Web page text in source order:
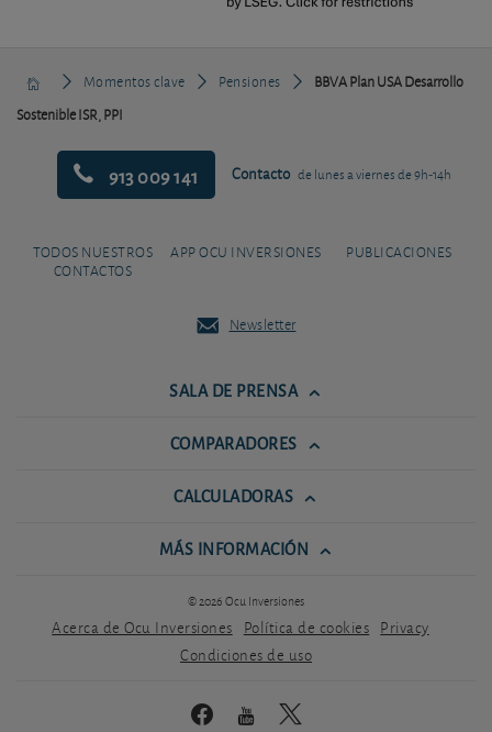
Momentos clave Pensiones
BBVA Plan USA Desarrollo
Sostenible ISR, PPI
913 009 141 Contacto de lunes a viernes de 9h-14h
TODOS NUESTROS
CONTACTOS
APP OCU INVERSIONES PUBLICACIONES
Newsletter
SALA DE PRENSA
COMPARADORES
CALCULADORAS
MÁS INFORMACIÓN
© 2026 Ocu Inversiones
Acerca de Ocu Inversiones Política de cookies Privacy
Condiciones de uso